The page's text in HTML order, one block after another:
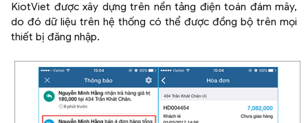
KiotViet được xây dựng trên nền tảng điện toán đám mây,
do đó dữ liệu trên hệ thống có thể được đồng bộ trên mọi
thiết bị đăng nhập.